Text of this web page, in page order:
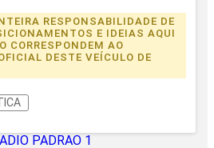
RESPONSABILIDADE DE
E IDEIAS AQUI
CORRESPONDEM AO
DESTE VEÍCULO DE